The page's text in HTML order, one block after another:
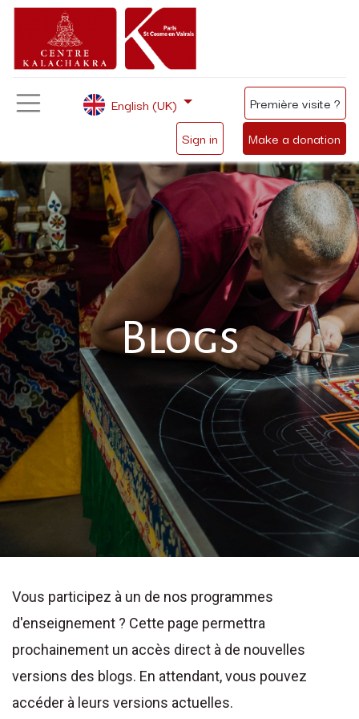
Sign in Make a donation
English (UK) Première visite ?
Blogs
Vous participez à un de nos programmes
d'enseignement ? Cette page permettra
prochainement un accès direct à de nouvelles
versions des blogs. En attendant, vous pouvez
accéder à leurs versions actuelles.